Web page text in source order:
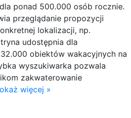
ponad 500.000 osób rocznie.
przeglądanie propozycji
lokalizacji, np.
udostępnia dla
obiektów wakacyjnych na
wyszukiwarka pozwala
zakwaterowanie
więcej »